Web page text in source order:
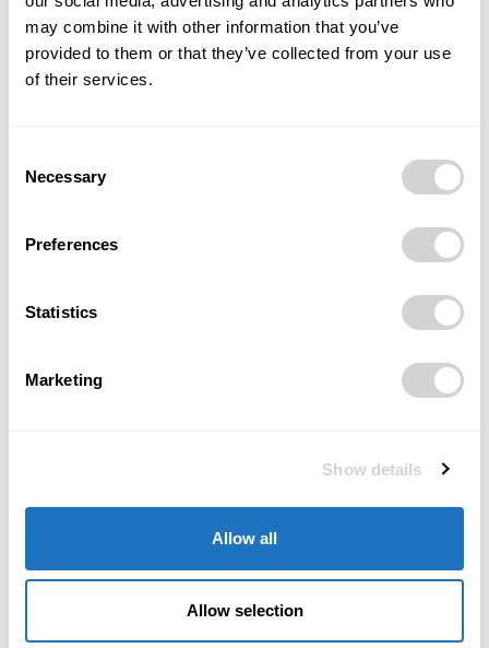
may combine it with other information that you’ve
provided to them or that they’ve collected from your use
of their services.
Selection
Necessary
Preferences
Statistics
Marketing
Show details
Allow all
Allow selection
Architektura a urbanismus
krajem a státem
Moravskoslezský kraj pomůže obcím řešit
11/09/2023